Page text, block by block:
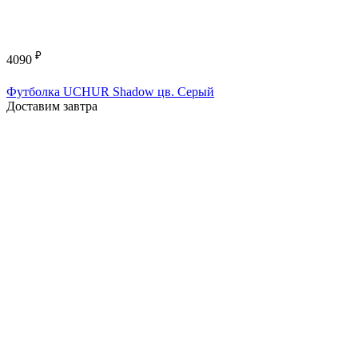
4090 ₽
Футболка UCHUR Shadow цв. Серый
Доставим завтра